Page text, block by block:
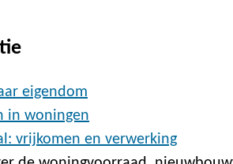
eigendom
in woningen
vrijkomen en verwerking